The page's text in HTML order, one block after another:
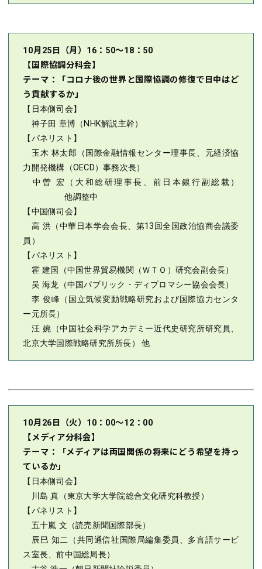
10月25日（月）16：50～18：50
【国際協調分科会】
テーマ：「コロナ後の世界と国際協調の修復で日中はど
う貢献するか」
【日本側司会】
神子田 章博（NHK解説主幹）
【パネリスト】
玉木 林太郎（国際金融情報センター理事長、元経済協
力開発機構（OECD）事務次長）
中曽 宏（大和総研理事長、前日本銀行副総裁）
他調整中
【中国側司会】
高 洪（中華日本学会会長、第13回全国政治協商会議委
員）
【パネリスト】
霍 建国（中国世界貿易機関（ＷＴＯ）研究会副会長）
吴 海龙（中国パブリック・ディプロマシー協会会長）
李 俊峰（国立気候変動戦略研究および国際協力センタ
ー元所長）
汪 婉（中国社会科学アカデミー近代史研究所研究員、
北京大学国際戦略研究所所長） 他
10月26日（火）10：00～12：00
【メディア分科会】
テーマ：「メディアは両国関係の将来にどう希望を持っ
ているか」
【日本側司会】
川島 真（東京大学大学院総合文化研究科教授）
【パネリスト】
五十嵐 文（読売新聞国際部長）
辰巳 知二（共同通信社国際局編集委員、多言語サービ
ス室長、前中国総局長）